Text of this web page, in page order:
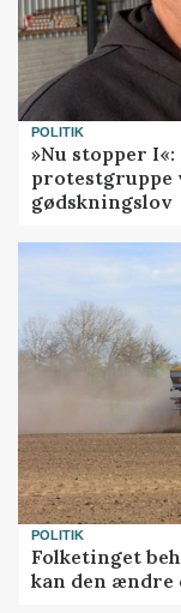
POLITIK
»Nu stopper
protestgruppe
gødskningslov
POLITIK
Folketinget
kan den